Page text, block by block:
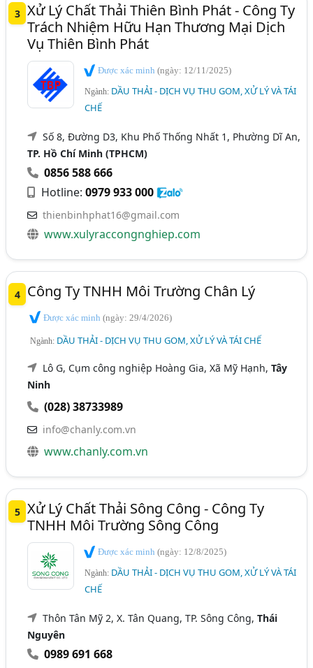
3 Xử Lý Chất Thải Thiên Bình Phát - Công Ty
Trách Nhiệm Hữu Hạn Thương Mại Dịch
Vụ Thiên Bình Phát
Được xác minh(ngày: 12/11/2025)
Ngành: DẦU THẢI - DỊCH VỤ THU GOM, XỬ LÝ VÀ TÁI
CHẾ
Số 8, Đường D3, Khu Phố Thống Nhất 1, Phường Dĩ An,
TP. Hồ Chí Minh (TPHCM)
0856 588 666
Hotline:0979 933 000
thienbinhphat16@gmail.com
www.xulyraccongnghiep.com
4 Công Ty TNHH Môi Trường Chân Lý
Được xác minh(ngày: 29/4/2026)
Ngành: DẦU THẢI - DỊCH VỤ THU GOM, XỬ LÝ VÀ TÁI CHẾ
Lô G, Cụm công nghiệp Hoàng Gia, Xã Mỹ Hạnh,Tây
Ninh
(028) 38733989
info@chanly.com.vn
www.chanly.com.vn
5 Xử Lý Chất Thải Sông Công - Công Ty
TNHH Môi Trường Sông Công
Được xác minh(ngày: 12/8/2025)
Ngành: DẦU THẢI - DỊCH VỤ THU GOM, XỬ LÝ VÀ TÁI
CHẾ
Thôn Tân Mỹ 2, X. Tân Quang, TP. Sông Công,Thái
Nguyên
0989 691 668